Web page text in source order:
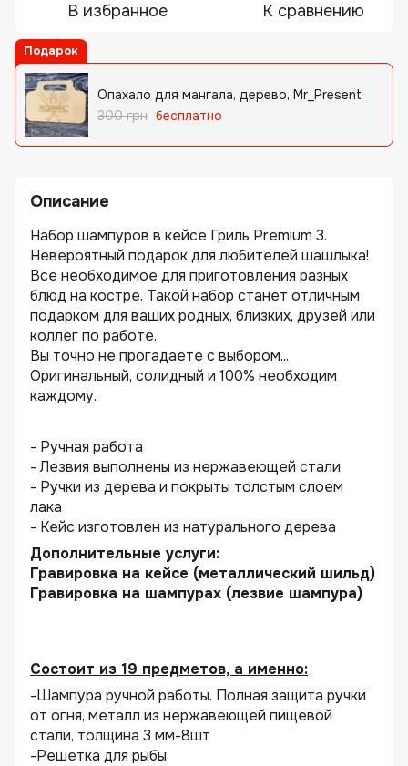
В избранное К сравнению
Подарок
Опахало для мангала, дерево, Mr_Present
300 грн бесплатно
Описание
Набор шампуров в кейсе Гриль Premium 3.
Невероятный подарок для любителей шашлыка!
Все необходимое для приготовления разных
блюд на костре. Такой набор станет отличным
подарком для ваших родных, близких, друзей или
коллег по работе.
Вы точно не прогадаете с выбором...
Оригинальный, солидный и 100% необходим
каждому.
- Ручная работа
- Лезвия выполнены из нержавеющей стали
- Ручки из дерева и покрыты толстым слоем
лака
- Кейс изготовлен из натурального дерева
Дополнительные услуги:
Гравировка на кейсе (металлический шильд)
Гравировка на шампурах (лезвие шампура)
Состоит из 19 предметов, а именно:
-Шампура ручной работы. Полная защита ручки
от огня, металл из нержавеющей пищевой
стали, толщина 3 мм-8шт
-Решетка для рыбы